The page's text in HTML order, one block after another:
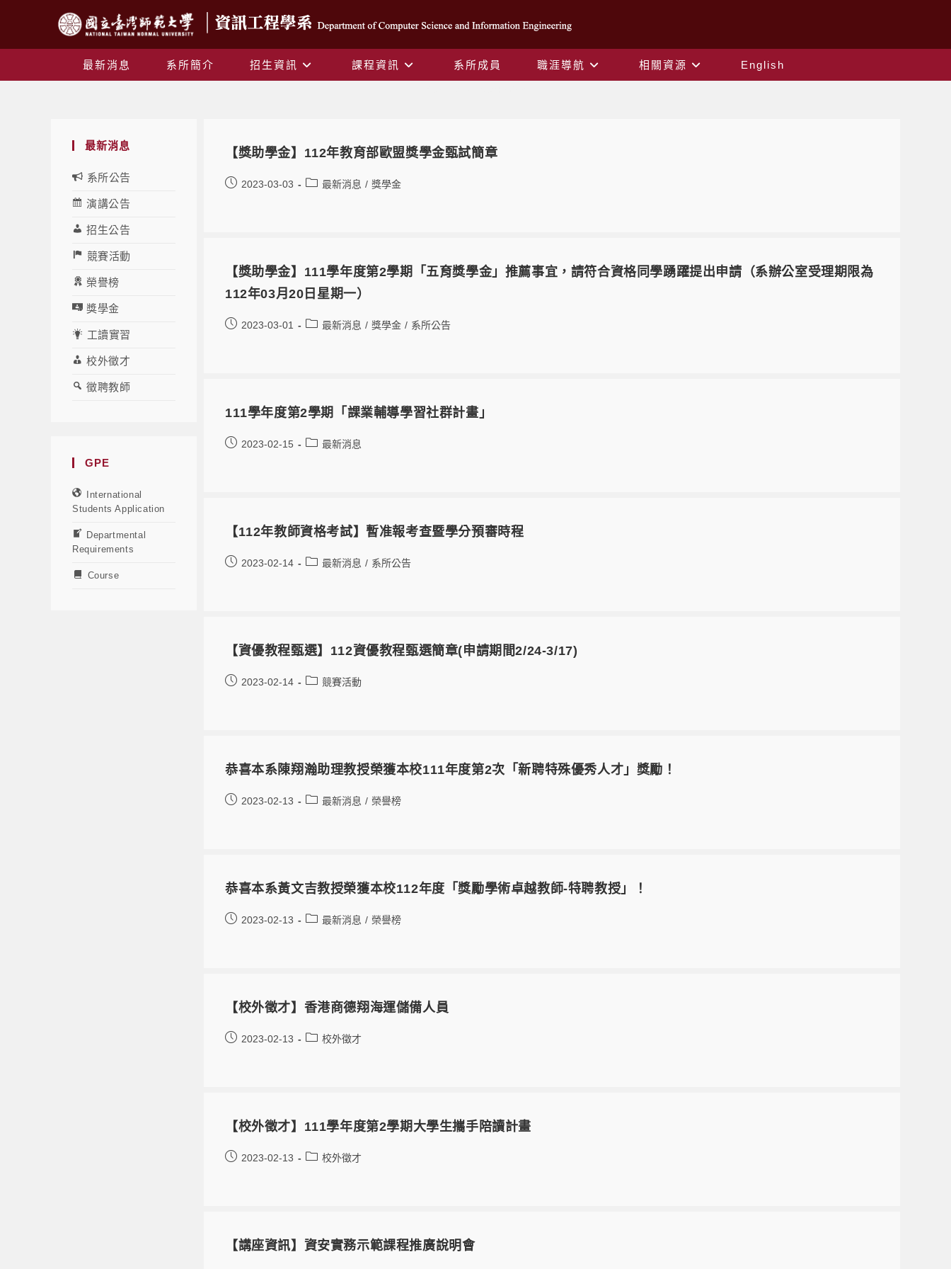
最新消息 系所簡介 招生資訊 課程資訊 系所成員 職涯導航 相關資源
English
最新消息
系所公告
演講公告
招生公告
競賽活動
榮譽榜
獎學金
工讀實習
校外徵才
徵聘教師
GPE
International
Students Application
Departmental
Requirements
Course
【獎助學金】112年教育部歐盟獎學金甄試簡章
2023-03-03 最新消息 / 獎學金
【獎助學金】111學年度第2學期「五育獎學金」推薦事宜，請符合資格同學踴躍提出申請（系辦公室受理期限為
112年03月20日星期一）
2023-03-01 最新消息 / 獎學金 / 系所公告
111學年度第2學期「課業輔導學習社群計畫」
2023-02-15 最新消息
【112年教師資格考試】暫准報考查暨學分預審時程
2023-02-14 最新消息 / 系所公告
【資優教程甄選】112資優教程甄選簡章(申請期間2/24-3/17)
2023-02-14 競賽活動
恭喜本系陳翔瀚助理教授榮獲本校111年度第2次「新聘特殊優秀人才」獎勵！
2023-02-13 最新消息 / 榮譽榜
恭喜本系黃文吉教授榮獲本校112年度「獎勵學術卓越教師-特聘教授」！
2023-02-13 最新消息 / 榮譽榜
【校外徵才】香港商德翔海運儲備人員
2023-02-13 校外徵才
【校外徵才】111學年度第2學期大學生攜手陪讀計畫
2023-02-13 校外徵才
【講座資訊】資安實務示範課程推廣說明會